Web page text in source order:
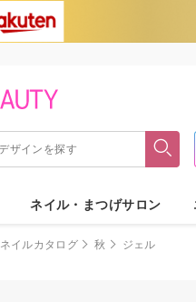
ネイル・まつげサロン
ネイルカタログ 秋 ジェル